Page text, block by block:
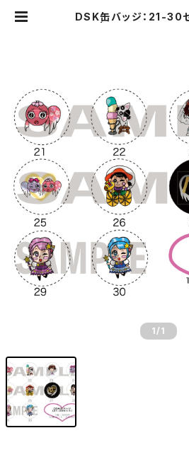
DSK缶バッジ：21-30
1 /1